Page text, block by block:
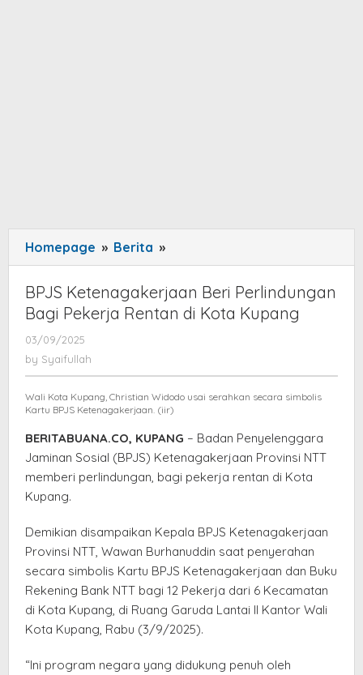
Homepage » Berita »
Ketenagakerjaan
Beri
Perlindungan
Kota
BPJS Ketenagakerjaan Beri Perlindungan
Bagi Pekerja Rentan di Kota Kupang
03/09/2025
by Syaifullah
Wali Kota Kupang, Christian Widodo usai serahkan secara simbolis
Kartu BPJS Ketenagakerjaan. (iir)
BERITABUANA.CO, KUPANG – Badan Penyelenggara
Jaminan Sosial (BPJS) Ketenagakerjaan Provinsi NTT
memberi perlindungan, bagi pekerja rentan di Kota
Kupang.
Demikian disampaikan Kepala BPJS Ketenagakerjaan
Provinsi NTT, Wawan Burhanuddin saat penyerahan
secara simbolis Kartu BPJS Ketenagakerjaan dan Buku
Rekening Bank NTT bagi 12 Pekerja dari 6 Kecamatan
di Kota Kupang, di Ruang Garuda Lantai II Kantor Wali
Kota Kupang, Rabu (3/9/2025).
“Ini program negara yang didukung penuh oleh